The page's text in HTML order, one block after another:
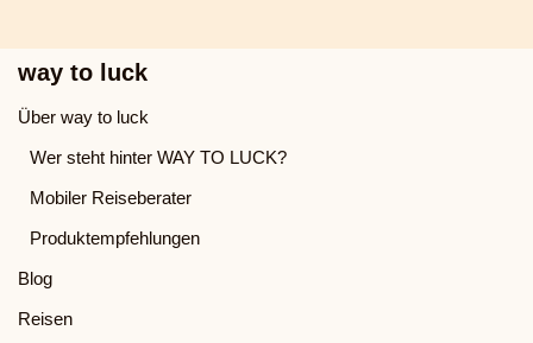
way to luck
Über way to luck
Wer steht hinter WAY TO LUCK?
Mobiler Reiseberater
Produktempfehlungen
Blog
Reisen